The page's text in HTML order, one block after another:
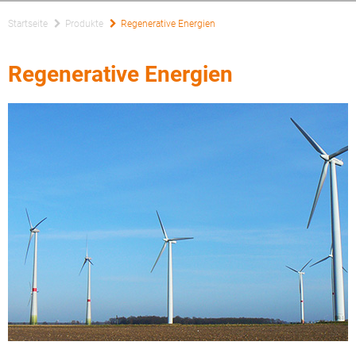
Startseite Produkte Regenerative Energien
Regenerative Energien